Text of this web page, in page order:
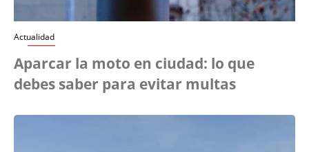
Actualidad
Aparcar la moto en ciudad: lo que
debes saber para evitar multas